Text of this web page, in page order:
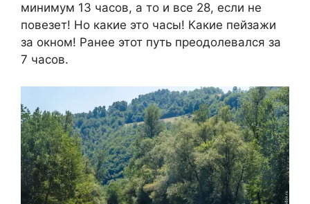
минимум 13 часов, а то и все 28, если не
повезет! Но какие это часы! Какие пейзажи
за окном! Ранее этот путь преодолевался за
7 часов.